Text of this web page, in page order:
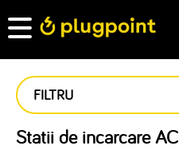
FILTRU
Statii de incarcare AC